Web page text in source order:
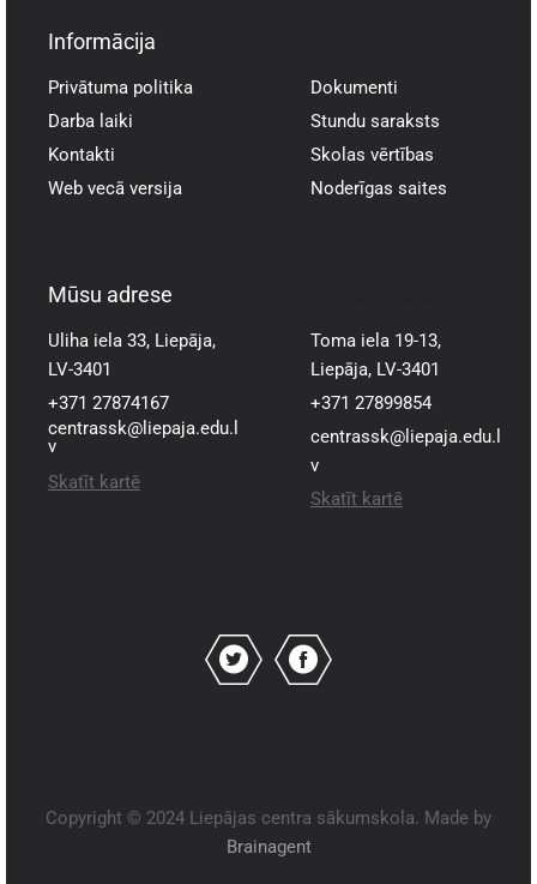
Informācija
Privātuma politika
Darba laiki
Kontakti
Web vecā versija
Dokumenti
Stundu saraksts
Skolas vērtības
Noderīgas saites
Mūsu adrese
Uliha iela 33, Liepāja,
LV-3401
+371 27874167
centrassk@liepaja.edu.l
v
Skatīt kartē
Toma iela 19-13,
Liepāja, LV-3401
+371 27899854
centrassk@liepaja.edu.l
v
Skatīt kartē
Copyright © 2024 Liepājas centra sākumskola. Made by
Brainagent